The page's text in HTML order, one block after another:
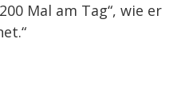
Mal am Tag“, wie er